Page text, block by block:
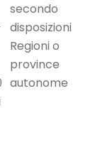
secondo
disposizioni
Regioni o
province
autonome